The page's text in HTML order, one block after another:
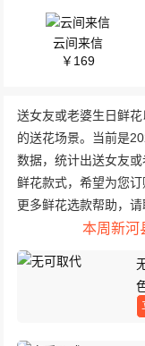
云间来信
￥169
送女友或老婆生日鲜
的送花场景。当前是
数据，统计出送女友
鲜花款式，希望为您
更多鲜花选款帮助，请
本周新河